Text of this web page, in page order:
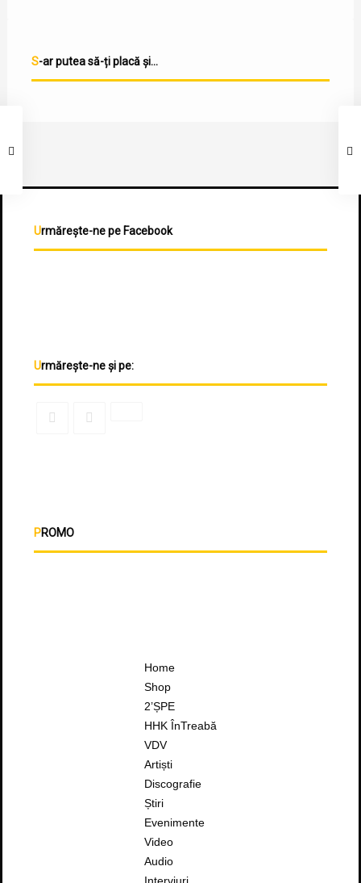
S-ar putea să-ți placă și...
Urmărește-ne pe Facebook
Urmărește-ne și pe:
PROMO
Home
Shop
2’ȘPE
HHK ÎnTreabă
VDV
Artiști
Discografie
Știri
Evenimente
Video
Audio